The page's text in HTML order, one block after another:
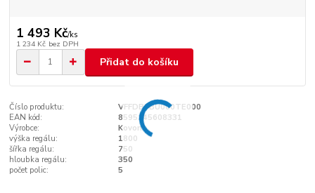
1 493 Kč/ks
1 234 Kč bez DPH
Přidat do košíku
Číslo produktu:
VFFDB5BU000TE000
EAN kód:
8595145608331
Výrobce:
Kovona
výška regálu:
1800
šířka regálu:
750
hloubka regálu:
350
počet polic:
5